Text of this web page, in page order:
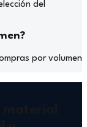
del
por volumen